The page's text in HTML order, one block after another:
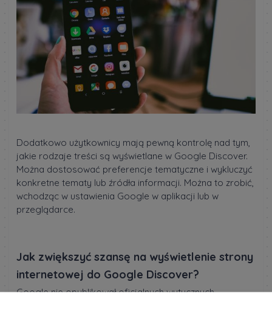
Dodatkowo użytkownicy mają pewną kontrolę nad tym,
jakie rodzaje treści są wyświetlane w Google Discover.
Można dostosować preferencje tematyczne i wykluczyć
konkretne tematy lub źródła informacji. Można to zrobić,
wchodząc w ustawienia Google w aplikacji lub w
przeglądarce.
Jak zwiększyć szansę na wyświetlenie strony
internetowej do Google Discover?
Google nie opublikował oficjalnych wytycznych